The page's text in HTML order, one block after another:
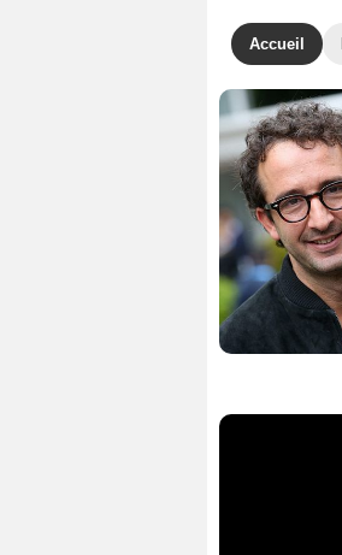
Accueil